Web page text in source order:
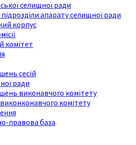
селищної ради
апарату селищної ради
корпус
комітет
сесій
ради
виконавчого комітету
комітету
правова база